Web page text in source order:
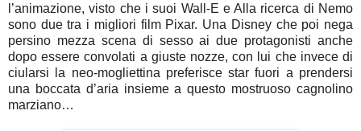
l’animazione, visto che i suoi Wall-E e Alla ricerca di Nemo
sono due tra i migliori film Pixar. Una Disney che poi nega
persino mezza scena di sesso ai due protagonisti anche
dopo essere convolati a giuste nozze, con lui che invece di
ciularsi la neo-mogliettina preferisce star fuori a prendersi
una boccata d’aria insieme a questo mostruoso cagnolino
marziano…